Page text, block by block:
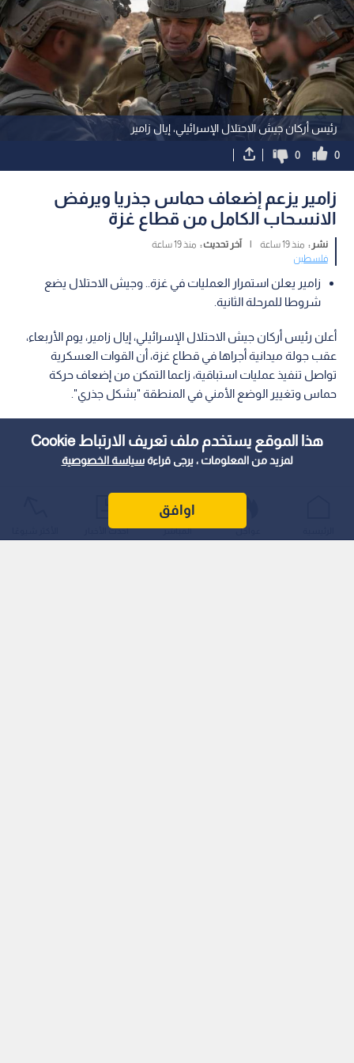
هذا الموقع يستخدم ملف تعريف الارتباط Cookie
لمزيد من المعلومات ، يرجى قراءةسياسة الخصوصية
اوافق
رئيس أركان جيش الاحتلال الإسرائيلي، إيال زامير
0
0
زامير يزعم إضعاف حماس جذريا ويرفض
الانسحاب الكامل من قطاع غزة
نشر : منذ 19 ساعة | آخر تحديث : منذ 19 ساعة
فلسطين
زامير يعلن استمرار العمليات في غزة.. وجيش الاحتلال يضع
شروطا للمرحلة الثانية.
أعلن رئيس أركان جيش الاحتلال الإسرائيلي، إيال زامير، يوم الأربعاء،
عقب جولة ميدانية أجراها في قطاع غزة، أن القوات العسكرية
تواصل تنفيذ عمليات استباقية، زاعما التمكن من إضعاف حركة
حماس وتغيير الوضع الأمني في المنطقة "بشكل جذري".
عواجل المباشر أحدث الأخبار